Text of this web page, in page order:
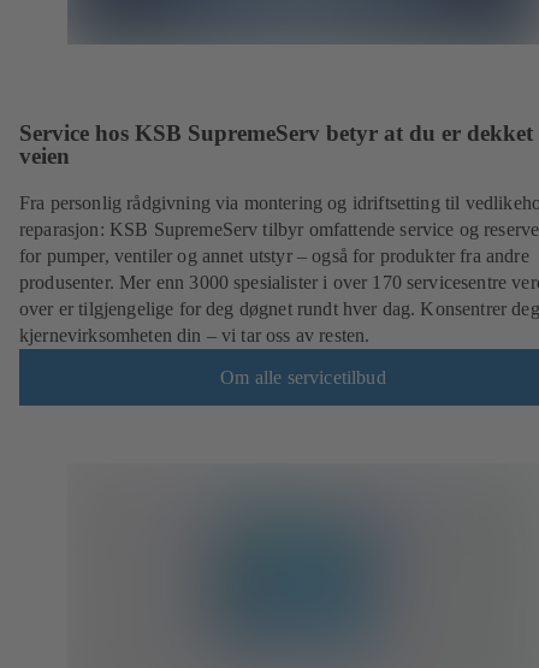
Service hos KSB SupremeServ betyr at du er dekket
veien
Fra personlig rådgivning via montering og idriftsetting til
reparasjon: KSB SupremeServ tilbyr omfattende service og
for pumper, ventiler og annet utstyr – også for produkter fra andre
produsenter. Mer enn 3000 spesialister i over 170 servicesentre
over er tilgjengelige for deg døgnet rundt hver dag. Konsentrer
kjernevirksomheten din – vi tar oss av resten.
Om alle servicetilbud